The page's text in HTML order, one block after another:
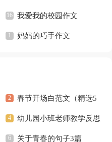
我爱我的校园作文
妈妈的巧手作文
春节开场白范文（精选5
篇）幼儿园小班老师教学反思
关于青春的句子3篇